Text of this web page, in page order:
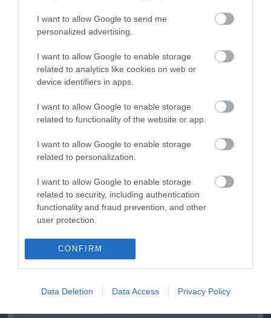
I want to allow Google to send me
personalized advertising.
I want to allow Google to enable storage
related to analytics like cookies on web or
device identifiers in apps.
I want to allow Google to enable storage
related to functionality of the website or app.
I want to allow Google to enable storage
related to personalization.
I want to allow Google to enable storage
related to security, including authentication
functionality and fraud prevention, and other
user protection.
CONFIRM
Data Deletion Data Access Privacy Policy
tiszteletben tartásával kommenteljenek!
Nagy erőkkel keresik a szomjazó gólyát megmentő
Magyar Péter: átfogó energiafejlesztési tervet fogadott el a
kormány
Második világháborús német katonai motorkerékpár
bukkant elő a Dunából
A Tisza-frakció kezdeményezte, hogy jövő kedden legyen
Szomjazó gólyának adott inni egy férfi Tiszakécskénél -
megható pillanatot rögzített a kamera
delfinanya